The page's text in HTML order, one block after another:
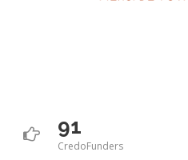
91
CredoFunders